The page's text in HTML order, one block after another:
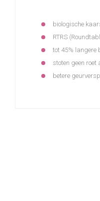
biologische
RTRS
tot 45% langere
stoten geen roet
betere